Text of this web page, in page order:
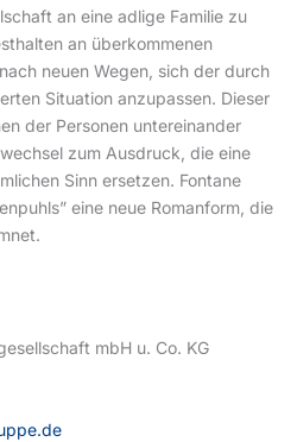
an eine adlige Familie zu
an überkommenen
neuen Wegen, sich der durch
Situation anzupassen. Dieser
der Personen untereinander
zum Ausdruck, die eine
Sinn ersetzen. Fontane
eine neue Romanform, die
mbH u. Co. KG